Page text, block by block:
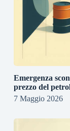
Emergenza
prezzo del
7 Maggio 2026